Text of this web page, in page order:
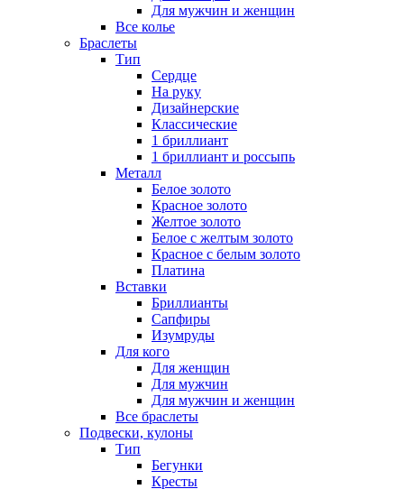
Для мужчин и женщин
Все колье
Браслеты
Тип
Сердце
На руку
Дизайнерские
Классические
1 бриллиант
1 бриллиант и россыпь
Металл
Белое золото
Красное золото
Желтое золото
Белое с желтым золото
Красное с белым золото
Платина
Вставки
Бриллианты
Сапфиры
Изумруды
Для кого
Для женщин
Для мужчин
Для мужчин и женщин
Все браслеты
Подвески, кулоны
Тип
Бегунки
Кресты